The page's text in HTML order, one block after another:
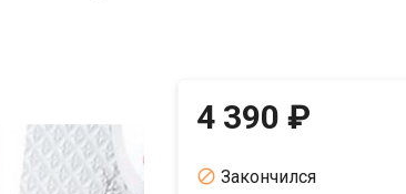
4 390 ₽
 Закончился